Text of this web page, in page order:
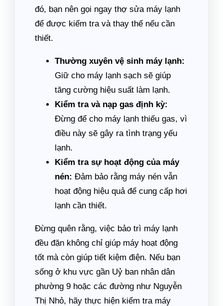
đó, bạn nên gọi ngay thợ sửa máy lạnh
để được kiểm tra và thay thế nếu cần
thiết.
Thường xuyên vệ sinh máy lạnh:
Giữ cho máy lạnh sạch sẽ giúp
tăng cường hiệu suất làm lạnh.
Kiểm tra và nạp gas định kỳ:
Đừng để cho máy lạnh thiếu gas, vì
điều này sẽ gây ra tình trạng yếu
lạnh.
Kiểm tra sự hoạt động của máy
nén: Đảm bảo rằng máy nén vẫn
hoạt động hiệu quả để cung cấp hơi
lạnh cần thiết.
Đừng quên rằng, việc bảo trì máy lạnh
đều đặn không chỉ giúp máy hoạt động
tốt mà còn giúp tiết kiệm điện. Nếu bạn
sống ở khu vực gần Uỷ ban nhân dân
phường 9 hoặc các đường như Nguyễn
Thị Nhỏ, hãy thực hiện kiểm tra máy